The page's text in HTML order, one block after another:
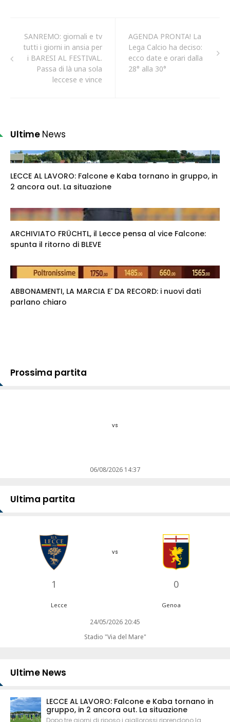
SANREMO: giornali e tv
tutti i giorni in ansia per
i BARESI AL FESTIVAL.
Passa di là una sola
leccese e vince
AGENDA PRONTA! La
Lega Calcio ha deciso:
ecco date e orari dalla
28° alla 30°
Ultime News
LECCE AL LAVORO: Falcone e Kaba tornano in gruppo, in
2 ancora out. La situazione
ARCHIVIATO FRÜCHTL, il Lecce pensa al vice Falcone:
spunta il ritorno di BLEVE
ABBONAMENTI, LA MARCIA E' DA RECORD: i nuovi dati
parlano chiaro
Prossima partita
vs
06/08/2026 14:37
Ultima partita
1
vs
0
Lecce Genoa
24/05/2026 20:45
Stadio "Via del Mare"
Ultime News
LECCE AL LAVORO: Falcone e Kaba tornano in
gruppo, in 2 ancora out. La situazione
Dopo tre giorni di riposo i giallorossi riprendono la